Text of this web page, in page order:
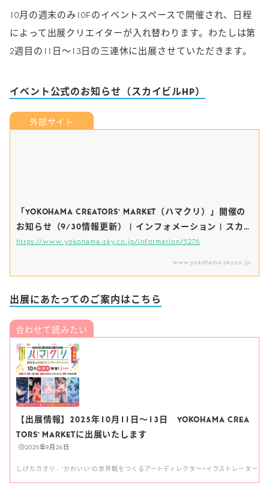
10月の週末のみ10Fのイベントスペースで開催され、日程
によって出展クリエイターが入れ替わります。わたしは第
2週目の11日〜13日の三連休に出展させていただきます。
イベント公式のお知らせ（スカイビルHP）
「YOKOHAMA CREATORS’ MARKET（ハマクリ）」開催の
お知らせ（9/30情報更新） | インフォメーション | スカイ
ビル
https://www.yokohama-sky.co.jp/information/5276
www.yokohama-sky.co.jp
出展にあたってのご案内はこちら
【出展情報】2025年10月11日〜13日 YOKOHAMA CREA
TORS’ MARKETに出展いたします
2025年9月26日
しげたカオリ - "かわいい"の世界観をつくるアートディレクター×イラストレーター